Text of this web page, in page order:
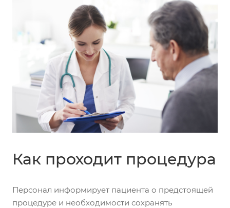
Как проходит процедура
Персонал информирует пациента о предстоящей
процедуре и необходимости сохранять